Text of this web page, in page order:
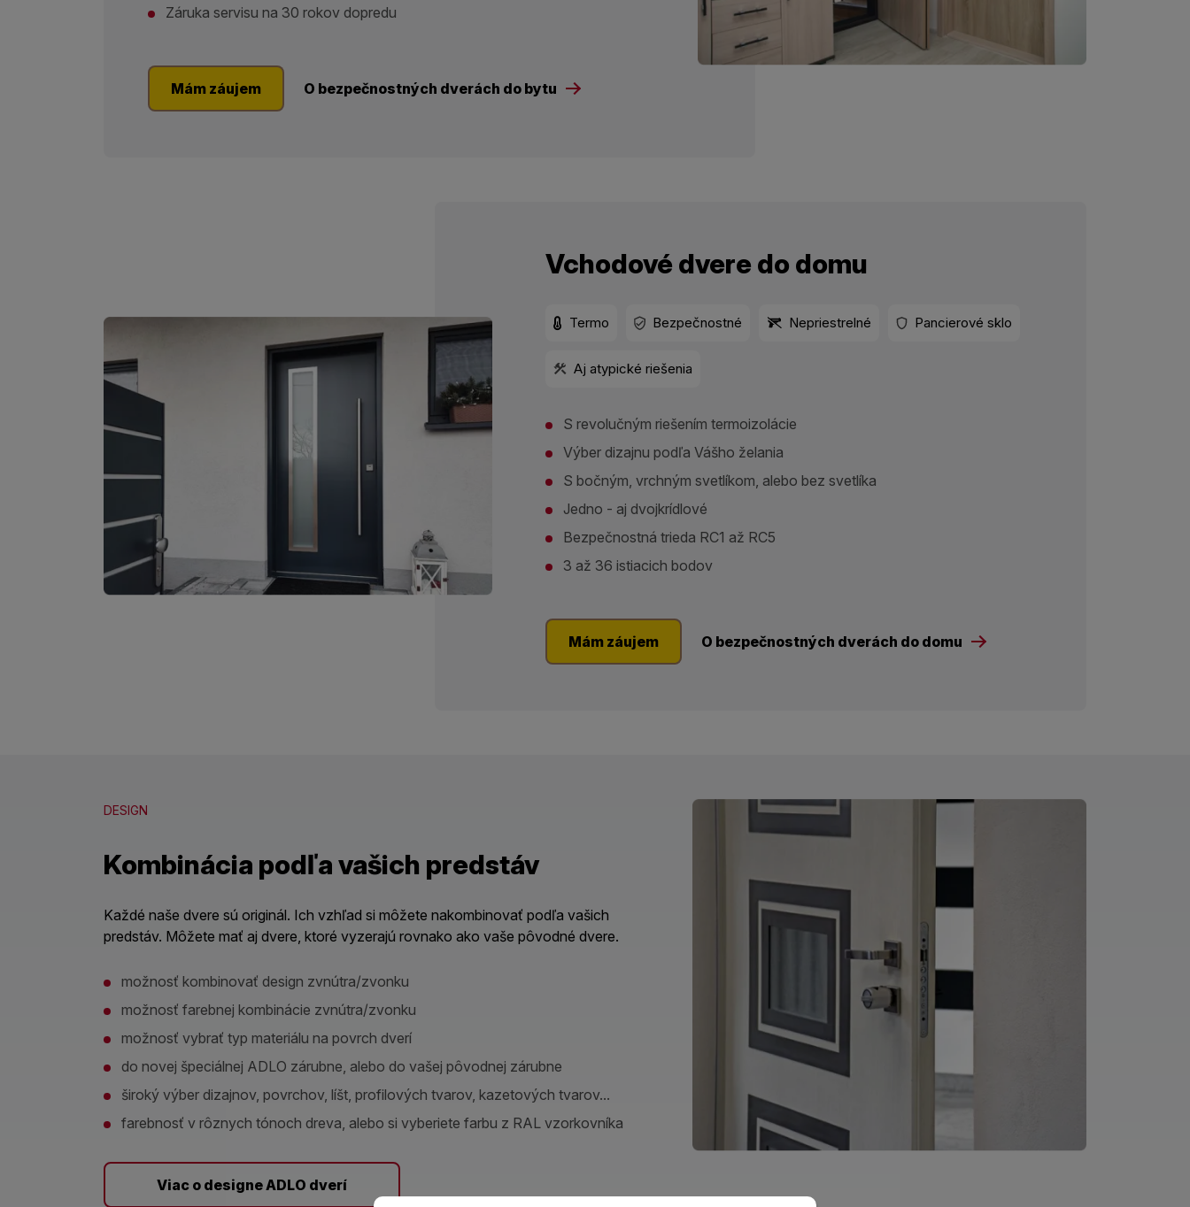
Záruka servisu na 30 rokov dopredu
Mám záujem O bezpečnostných dverách do bytu
Vchodové dvere do domu
Termo Bezpečnostné Nepriestrelné Pancierové sklo
Aj atypické riešenia
S revolučným riešením termoizolácie
Výber dizajnu podľa Vášho želania
S bočným, vrchným svetlíkom, alebo bez svetlíka
Jedno - aj dvojkrídlové
Bezpečnostná trieda RC1 až RC5
3 až 36 istiacich bodov
Mám záujem O bezpečnostných dverách do domu
DESIGN
Kombinácia podľa vašich predstáv
Každé naše dvere sú originál. Ich vzhľad si môžete nakombinovať podľa vašich
predstáv. Môžete mať aj dvere, ktoré vyzerajú rovnako ako vaše pôvodné dvere.
možnosť kombinovať design zvnútra/zvonku
možnosť farebnej kombinácie zvnútra/zvonku
možnosť vybrať typ materiálu na povrch dverí
do novej špeciálnej ADLO zárubne, alebo do vašej pôvodnej zárubne
široký výber dizajnov, povrchov, líšt, profilových tvarov, kazetových tvarov...
farebnosť v rôznych tónoch dreva, alebo si vyberiete farbu z RAL vzorkovníka
Viac o designe ADLO dverí